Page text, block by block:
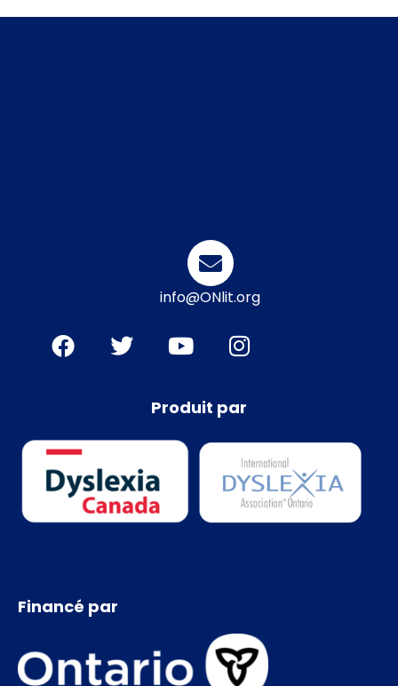
info@ONlit.org
Produit par
Financé par